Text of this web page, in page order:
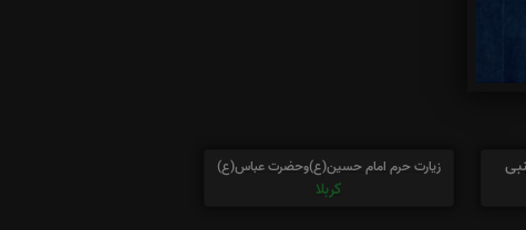
زیارت حرم امام حسین(ع)وحضرت عباس(ع)
کربلا